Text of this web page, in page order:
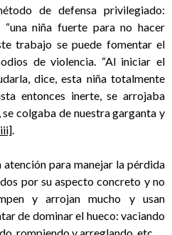
de defensa privilegiado:
niña fuerte para no hacer
trabajo se puede fomentar el
de violencia. “Al iniciar el
dice, esta niña totalmente
entonces inerte, se arrojaba
colgaba de nuestra garganta y
.
para manejar la pérdida
por su aspecto concreto y no
y arrojan mucho y usan
de dominar el hueco: vaciando